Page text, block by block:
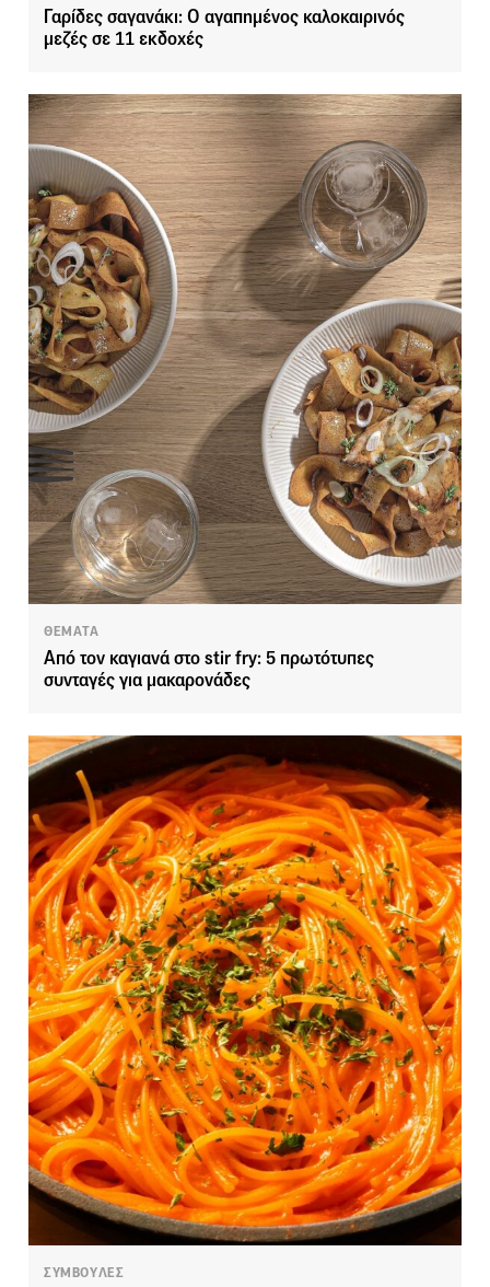
Γαρίδες σαγανάκι: Ο αγαπημένος καλοκαιρινός
μεζές σε 11 εκδοχές
ΘΕΜΑΤΑ
Από τον καγιανά στο stir fry: 5 πρωτότυπες
συνταγές για μακαρονάδες
ΣΥΜΒΟΥΛΕΣ